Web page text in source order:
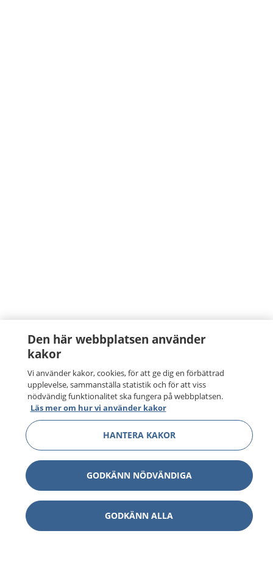
Den här webbplatsen använder
kakor
Vi använder kakor, cookies, för att ge dig en förbättrad
upplevelse, sammanställa statistik och för att viss
nödvändig funktionalitet ska fungera på webbplatsen.
Läs mer om hur vi använder kakor
HANTERA KAKOR
GODKÄNN NÖDVÄNDIGA
GODKÄNN ALLA